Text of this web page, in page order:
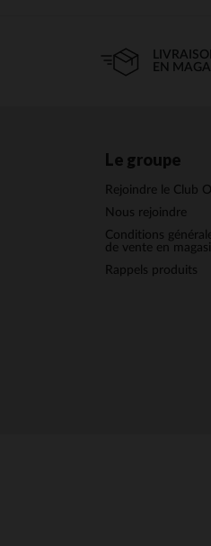
EN
Le groupe
Rejoindre le Club
Nous rejoindre
Conditions
de vente en
Rappels produits